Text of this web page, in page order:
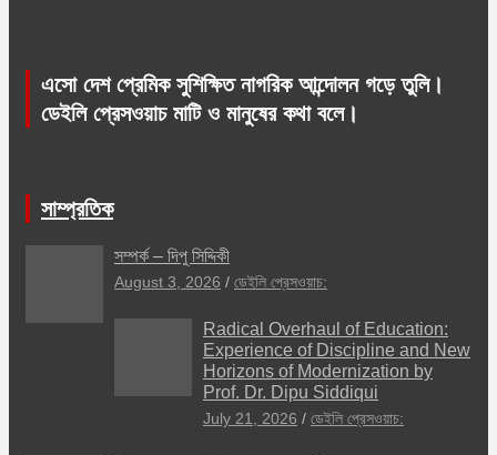
এসো দেশ প্রেমিক সুশিক্ষিত নাগরিক আন্দোলন গড়ে তুলি।
ডেইলি প্রেসওয়াচ মাটি ও মানুষের কথা বলে।
সাম্প্রতিক
সম্পর্ক – দিপু সিদ্দিকী
August 3, 2026 ডেইলি প্রেসওয়াচ:
Radical Overhaul of Education:
Experience of Discipline and New
Horizons of Modernization by
Prof. Dr. Dipu Siddiqui
July 21, 2026 ডেইলি প্রেসওয়াচ: